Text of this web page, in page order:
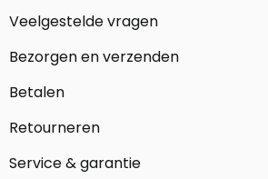
Veelgestelde vragen
Bezorgen en verzenden
Betalen
Retourneren
Service & garantie